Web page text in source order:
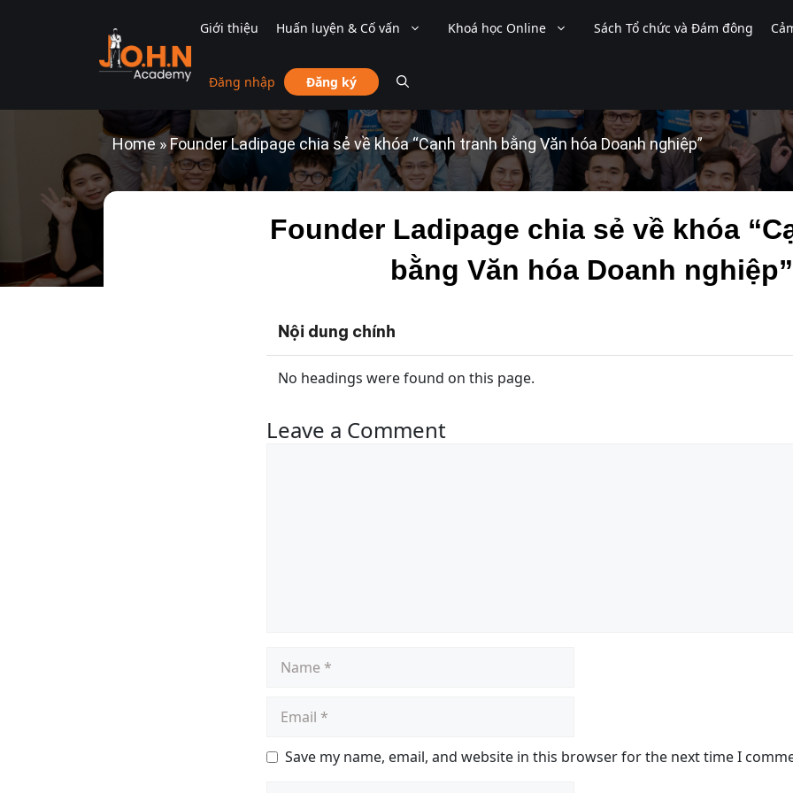
Giới thiệu Huấn luyện & Cố vấn Khoá học Online Sách Tổ chức và Đám đông
Đăng nhập Đăng ký
Home » Founder Ladipage chia sẻ về khóa “Cạnh tranh bằng Văn hóa Doanh nghiệp”
Founder Ladipage chia sẻ về khóa
bằng Văn hóa Doanh nghiệp”
Nội dung chính
No headings were found on this page.
Leave a Comment
Save my name, email, and website in this browser for the next time I